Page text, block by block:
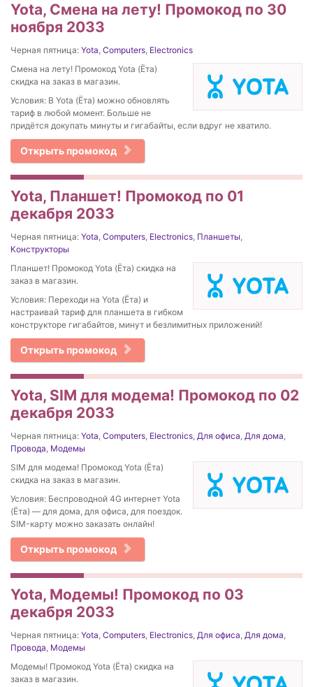
Yota, Смена на лету! Промокод по 30
ноября 2033
Черная пятница: Yota, Computers, Electronics
Смена на лету! Промокод Yota (Ёта)
скидка на заказ в магазин.
Условия: В Yota (Ёта) можно обновлять
тариф в любой момент. Больше не
придётся докупать минуты и гигабайты, если вдруг не хватило.
Открыть промокод
Yota, Планшет! Промокод по 01
декабря 2033
Черная пятница: Yota, Computers, Electronics, Планшеты,
Конструкторы
Планшет! Промокод Yota (Ёта) скидка на
заказ в магазин.
Условия: Переходи на Yota (Ёта) и
настраивай тариф для планшета в гибком
конструкторе гигабайтов, минут и безлимитных приложений!
Открыть промокод
Yota, SIM для модема! Промокод по 02
декабря 2033
Черная пятница: Yota, Computers, Electronics, Для офиса, Для дома,
Провода, Модемы
SIM для модема! Промокод Yota (Ёта)
скидка на заказ в магазин.
Условия: Беспроводной 4G интернет Yota
(Ёта) — для дома, для офиса, для поездок.
SIM-карту можно заказать онлайн!
Открыть промокод
Yota, Модемы! Промокод по 03
декабря 2033
Черная пятница: Yota, Computers, Electronics, Для офиса, Для дома,
Провода, Модемы
Модемы! Промокод Yota (Ёта) скидка на
заказ в магазин.